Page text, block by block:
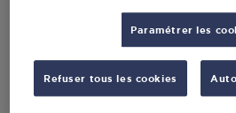
S'Y
Paramétrer les
Refuser tous les cookies